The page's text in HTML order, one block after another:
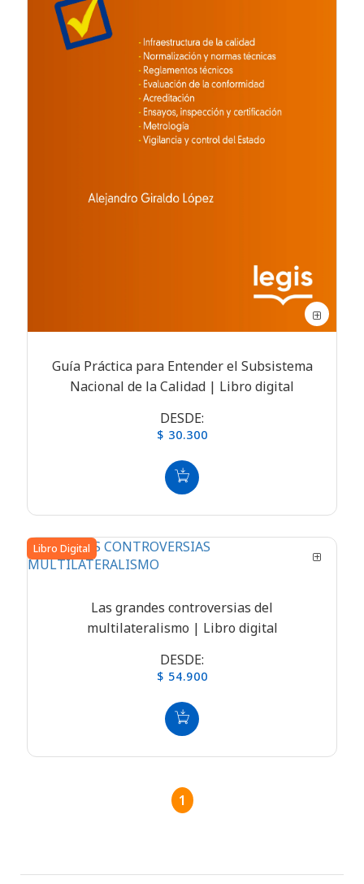
Guía Práctica para Entender el Subsistema
Nacional de la Calidad | Libro digital
DESDE:
$ 30.300
Libro Digital
Las grandes controversias del
multilateralismo | Libro digital
DESDE:
$ 54.900
1